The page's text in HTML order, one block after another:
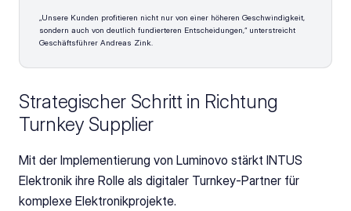
„Unsere Kunden profitieren nicht nur von einer höheren Geschwindigkeit,
sondern auch von deutlich fundierteren Entscheidungen,“ unterstreicht
Geschäftsführer Andreas Zink.
Strategischer Schritt in Richtung
Turnkey Supplier
Mit der Implementierung von Luminovo stärkt INTUS
Elektronik ihre Rolle als digitaler Turnkey-Partner für
komplexe Elektronikprojekte.